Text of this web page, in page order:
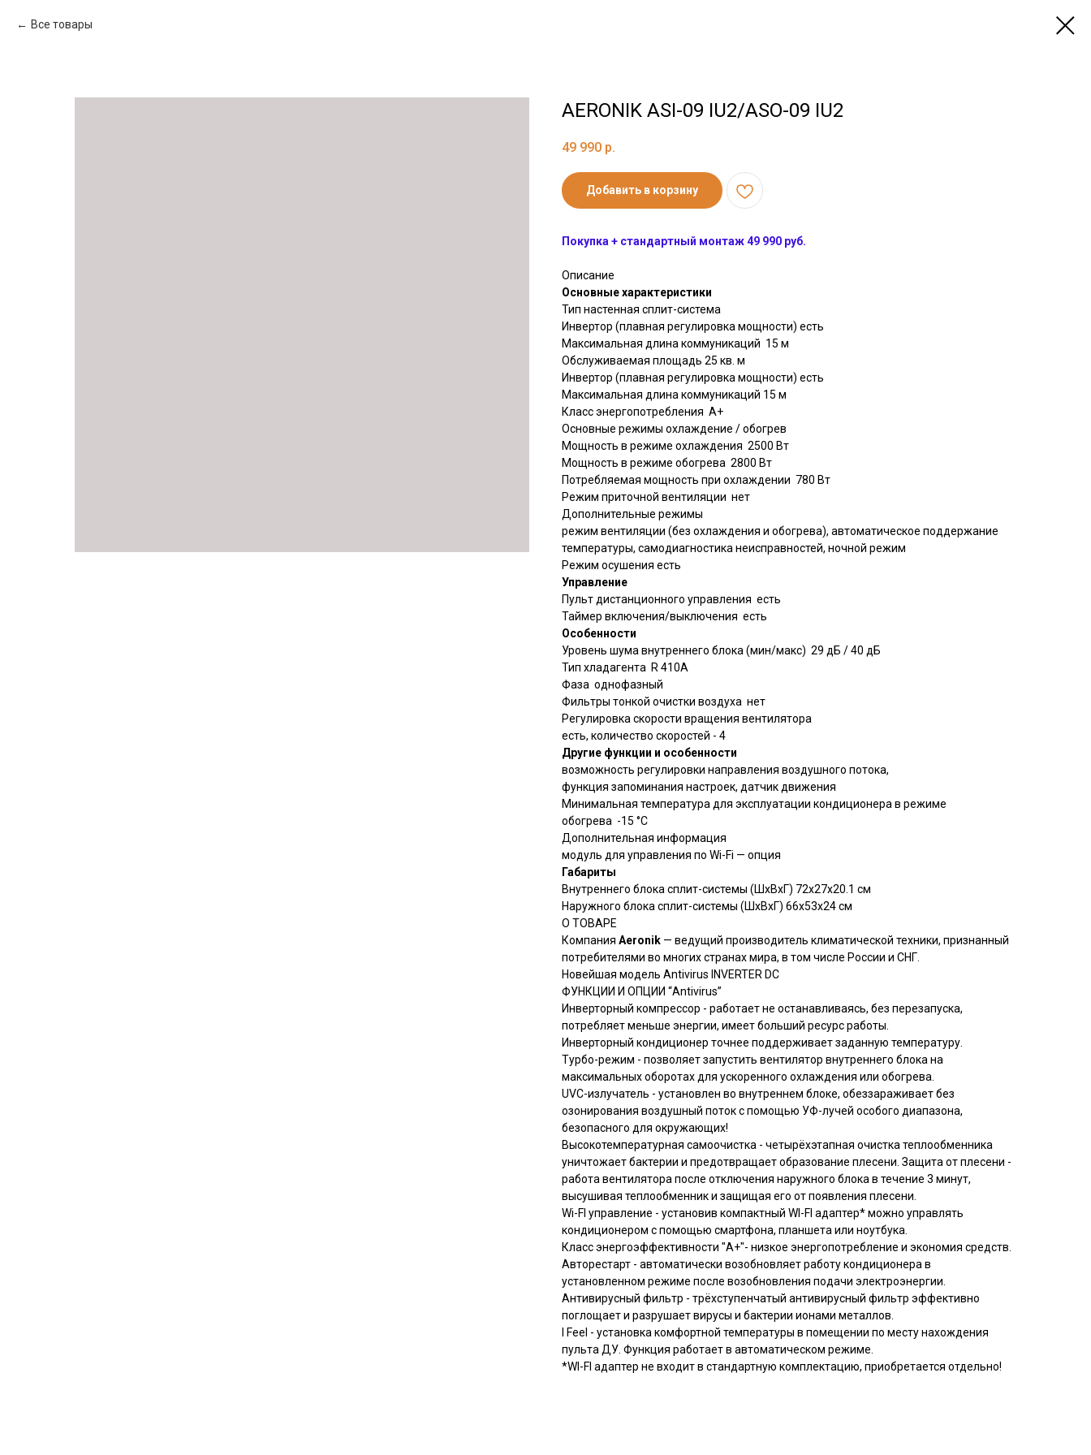
Все товары
AERONIK ASI-09 IU2/ASO-09 IU2
49 990 р.
Добавить в корзину
Покупка + стандартный монтаж 49 990 руб.
Описание
Основные характеристики
Тип настенная сплит-система
Инвертор (плавная регулировка мощности) есть
Максимальная длина коммуникаций 15 м
Обслуживаемая площадь 25 кв. м
Инвертор (плавная регулировка мощности) есть
Максимальная длина коммуникаций 15 м
Класс энергопотребления A+
Основные режимы охлаждение / обогрев
Мощность в режиме охлаждения 2500 Вт
Мощность в режиме обогрева 2800 Вт
Потребляемая мощность при охлаждении 780 Вт
Режим приточной вентиляции нет
Дополнительные режимы
режим вентиляции (без охлаждения и обогрева), автоматическое поддержание
температуры, самодиагностика неисправностей, ночной режим
Режим осушения есть
Управление
Пульт дистанционного управления есть
Таймер включения/выключения есть
Особенности
Уровень шума внутреннего блока (мин/макс) 29 дБ / 40 дБ
Тип хладагента R 410A
Фаза однофазный
Фильтры тонкой очистки воздуха нет
Регулировка скорости вращения вентилятора
есть, количество скоростей - 4
Другие функции и особенности
возможность регулировки направления воздушного потока,
функция запоминания настроек, датчик движения
Минимальная температура для эксплуатации кондиционера в режиме
обогрева -15 °С
Дополнительная информация
модуль для управления по Wi-Fi — опция
Габариты
Внутреннего блока сплит-системы (ШxВxГ) 72x27x20.1 см
Наружного блока сплит-системы (ШxВxГ) 66x53x24 см
О ТОВАРЕ
Компания Aeronik — ведущий производитель климатической техники, признанный
потребителями во многих странах мира, в том числе России и СНГ.
Новейшая модель Antivirus INVERTER DC
ФУНКЦИИ И ОПЦИИ “Antivirus”
Инверторный компрессор - работает не останавливаясь, без перезапуска,
потребляет меньше энергии, имеет больший ресурс работы.
Инверторный кондиционер точнее поддерживает заданную температуру.
Турбо-режим - позволяет запустить вентилятор внутреннего блока на
максимальных оборотах для ускоренного охлаждения или обогрева.
UVC-излучатель - установлен во внутреннем блоке, обеззараживает без
озонирования воздушный поток с помощью УФ-лучей особого диапазона,
безопасного для окружающих!
Высокотемпературная самоочистка - четырёхэтапная очистка теплообменника
уничтожает бактерии и предотвращает образование плесени. Защита от плесени -
работа вентилятора после отключения наружного блока в течение 3 минут,
высушивая теплообменник и защищая его от появления плесени.
Wi-FI управление - установив компактный WI-FI адаптер* можно управлять
кондиционером с помощью смартфона, планшета или ноутбука.
Класс энергоэффективности "А+"- низкое энергопотребление и экономия средств.
Авторестарт - автоматически возобновляет работу кондиционера в
установленном режиме после возобновления подачи электроэнергии.
Антивирусный фильтр - трёхступенчатый антивирусный фильтр эффективно
поглощает и разрушает вирусы и бактерии ионами металлов.
I Feel - установка комфортной температуры в помещении по месту нахождения
пульта ДУ. Функция работает в автоматическом режиме.
*WI-FI адаптер не входит в стандартную комплектацию, приобретается отдельно!